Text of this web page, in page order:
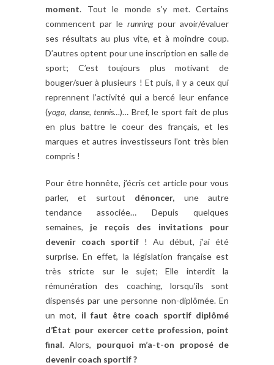
moment. Tout le monde s’y met. Certains
commencent par le running pour avoir/évaluer
ses résultats au plus vite, et à moindre coup.
D’autres optent pour une inscription en salle de
sport; C’est toujours plus motivant de
bouger/suer à plusieurs ! Et puis, il y a ceux qui
reprennent l’activité qui a bercé leur enfance
(yoga, danse, tennis…)… Bref, le sport fait de plus
en plus battre le coeur des français, et les
marques et autres investisseurs l’ont très bien
compris !
Pour être honnête, j’écris cet article pour vous
parler, et surtout dénoncer, une autre
tendance associée… Depuis quelques
semaines, je reçois des invitations pour
devenir coach sportif ! Au début, j’ai été
surprise. En effet, la législation française est
très stricte sur le sujet; Elle interdit la
rémunération des coaching, lorsqu’ils sont
dispensés par une personne non-diplômée. En
un mot, il faut être coach sportif diplômé
d’État pour exercer cette profession, point
final. Alors, pourquoi m’a-t-on proposé de
devenir coach sportif ?